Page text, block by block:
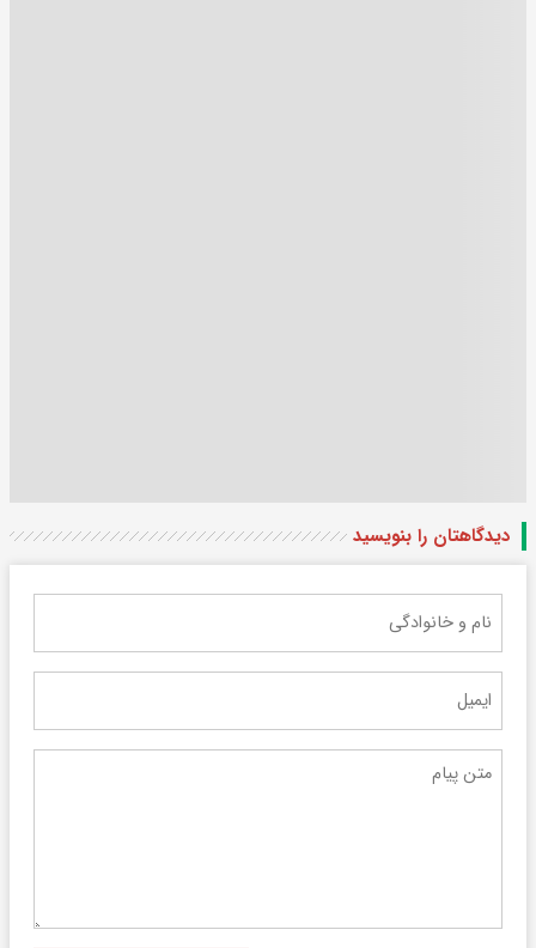
دیدگاهتان را بنویسید